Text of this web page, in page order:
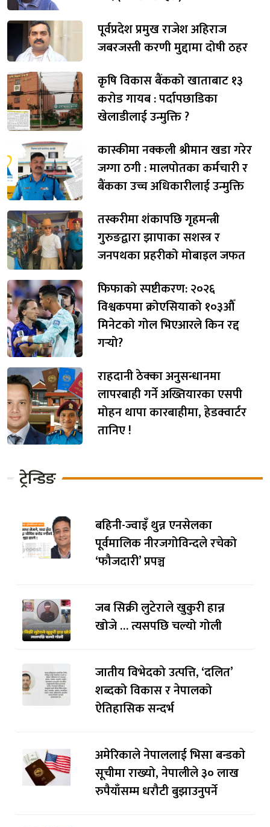
पूर्वप्रदेश प्रमुख राजेश अहिराज
जबरजस्ती करणी मुद्दामा दोषी ठहर
कृषि विकास बैंकको खाताबाट १३
करोड गायब : पर्दापछाडिका
खेलाडीलाई उन्मुक्ति ?
कास्कीमा नक्कली श्रीमान खडा गरेर
जग्गा ठगी : मालपोतका कर्मचारी र
बैंकका उच्च अधिकारीलाई उन्मुक्ति
तस्करीमा शंकापछि गृहमन्त्री
गुरुङद्वारा झापाका सशस्त्र र
जनपथका प्रहरीको मोबाइल जफत
फिफाको स्पष्टीकरण: २०२६
विश्वकपमा क्रोएसियाको १०३औँ
मिनेटको गोल भिएआरले किन रद्द
गर्‍यो?
राहदानी ठेक्का अनुसन्धानमा
लापरबाही गर्ने अख्तियारका एसपी
मोहन थापा कारबाहीमा, हेडक्वार्टर
तानिए !
ट्रेन्डिङ
बहिनी-ज्वाइँ थुन्न एनसेलका
पूर्वमालिक नीरजगोविन्दले रचेको
‘फौजदारी’ प्रपञ्च
जब सिक्री लुटेराले खुकुरी हान्न
खोजे … त्यसपछि चल्यो गोली
जातीय विभेदको उत्पत्ति, ‘दलित’
शब्दको विकास र नेपालको
ऐतिहासिक सन्दर्भ
अमेरिकाले नेपाललाई भिसा बन्डकाे
सूचीमा राख्यो, नेपालीले ३० लाख
रुपैयाँसम्म धरौटी बुझाउनुपर्ने